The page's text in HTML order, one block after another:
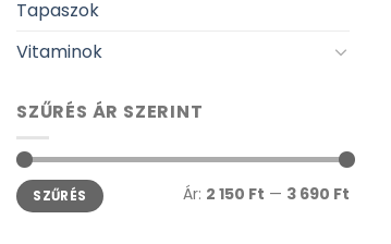
Tapaszok
Vitaminok
SZŰRÉS ÁR SZERINT
Min
ár
Max
ár SZŰRÉS Ár: 2 150 Ft — 3 690 Ft